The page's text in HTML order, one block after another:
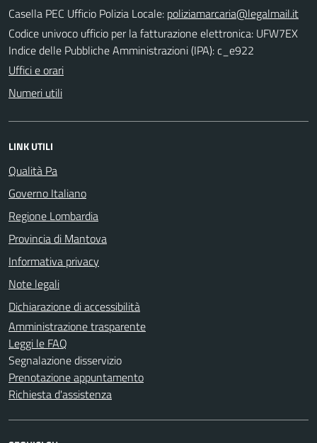
Casella PEC Ufficio Polizia Locale: poliziamarcaria@legalmail.it
Codice univoco ufficio per la fatturazione elettronica: UFW7EX
Indice delle Pubbliche Amministrazioni (IPA): c_e922
Uffici e orari
Numeri utili
LINK UTILI
Qualità Pa
Governo Italiano
Regione Lombardia
Provincia di Mantova
Informativa privacy
Note legali
Dichiarazione di accessibilità
Amministrazione trasparente
Leggi le FAQ
Segnalazione disservizio
Prenotazione appuntamento
Richiesta d'assistenza